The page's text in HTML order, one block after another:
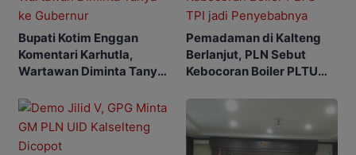
Bupati Kotim Enggan
Komentari Karhutla,
Wartawan Diminta Tanya
Pemadaman di Kalteng
Berlanjut, PLN Sebut
Kebocoran Boiler PLTU